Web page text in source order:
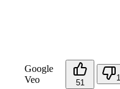
Google
Veo
51
1